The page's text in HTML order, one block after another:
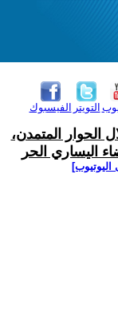
الفيسبوك التويتر
الحوار المتمدن،
اليساري الحر